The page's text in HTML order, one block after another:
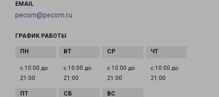
EMAIL
pecom@pecom.ru
ГРАФИК РАБОТЫ
с 10:00 до
21:00
с 10:00 до
21:00
с 10:00 до
21:00
с 10:00 до
21:00